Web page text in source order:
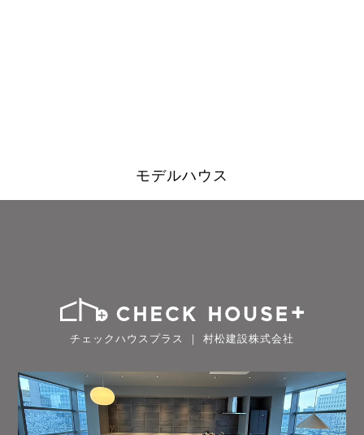
モデルハウス
チェックハウスプラス ｜ 村松建設株式会社